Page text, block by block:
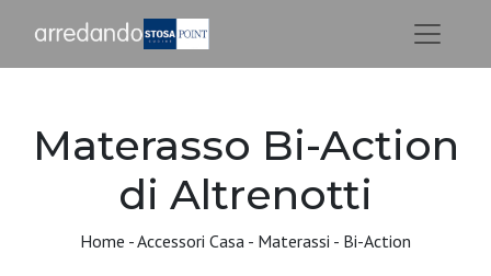
Materasso Bi-Action
di Altrenotti
Home -Accessori Casa - Materassi - Bi-Action